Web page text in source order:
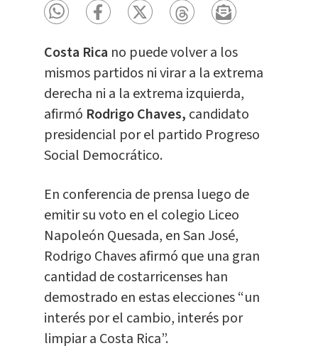
Costa Rica no puede volver a los
mismos partidos ni virar a la extrema
derecha ni a la extrema izquierda,
afirmó Rodrigo Chaves, candidato
presidencial por el partido Progreso
Social Democrático.
En conferencia de prensa luego de
emitir su voto en el colegio Liceo
Napoleón Quesada, en San José,
Rodrigo Chaves afirmó que una gran
cantidad de costarricenses han
demostrado en estas elecciones “un
interés por el cambio, interés por
limpiar a Costa Rica”.